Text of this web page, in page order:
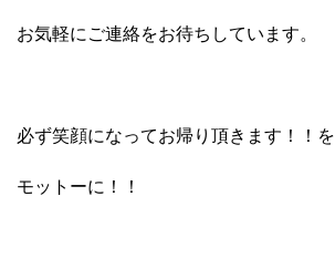
お気軽にご連絡をお待ちしています。
必ず笑顔になってお帰り頂きます！！を
モットーに！！